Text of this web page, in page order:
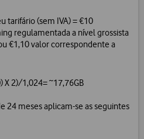
tarifário (sem IVA) = €10
regulamentada a nível grossista
€1,10 valor correspondente a
X 2)/1,024= ~17,76GB
24 meses aplicam-se as seguintes